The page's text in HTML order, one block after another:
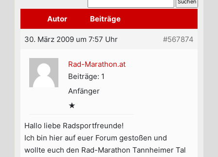
Autor Beiträge
30. März 2009 um 7:57 Uhr #567874
Rad-Marathon.at
Beiträge: 1
Anfänger
★
Hallo liebe Radsportfreunde!
Ich bin hier auf euer Forum gestoßen und
wollte euch den Rad-Marathon Tannheimer Tal